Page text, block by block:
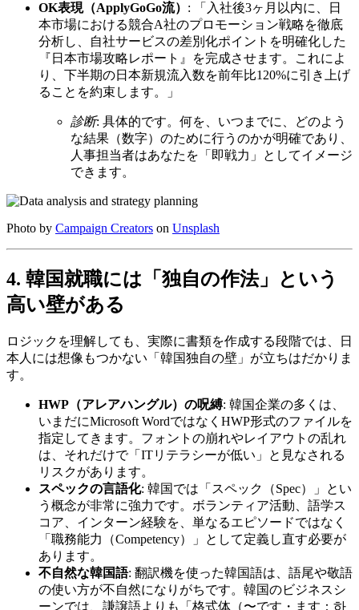
OK表現（ApplyGoGo流） : 「入社後3ヶ月以内に、日
本市場における競合A社のプロモーション戦略を徹底
分析し、自社サービスの差別化ポイントを明確化した
『日本市場攻略レポート』を完成させます。これによ
り、下半期の日本新規流入数を前年比120%に引き上げ
ることを約束します。」
診断: 具体的です。何を、いつまでに、どのよう
な結果（数字）のために行うのかが明確であり、
人事担当者はあなたを「即戦力」としてイメージ
できます。
Photo by Campaign Creators on Unsplash
4. 韓国就職には「独自の作法」という
高い壁がある
ロジックを理解しても、実際に書類を作成する段階では、日
本人には想像もつかない「韓国独自の壁」が立ちはだかりま
す。
HWP（アレアハングル）の呪縛: 韓国企業の多くは、
いまだにMicrosoft WordではなくHWP形式のファイルを
指定してきます。フォントの崩れやレイアウトの乱れ
は、それだけで「ITリテラシーが低い」と見なされる
リスクがあります。
スペックの言語化: 韓国では「スペック（Spec）」とい
う概念が非常に強力です。ボランティア活動、語学ス
コア、インターン経験を、単なるエピソードではなく
「職務能力（Competency）」として定義し直す必要が
あります。
不自然な韓国語: 翻訳機を使った韓国語は、語尾や敬語
の使い方が不自然になりがちです。韓国のビジネスシ
ーンでは、謙譲語よりも「格式体（〜です・ます：하